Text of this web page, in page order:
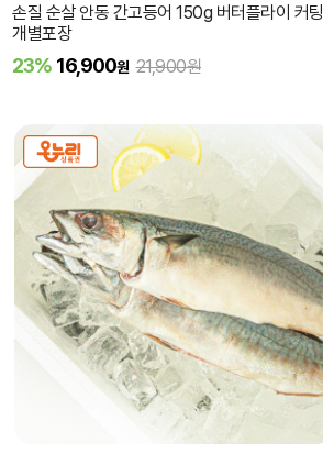
손질 순살 안동 간고등어 150g 버터플라이 커팅
개별포장
23% 16,900원 21,900원